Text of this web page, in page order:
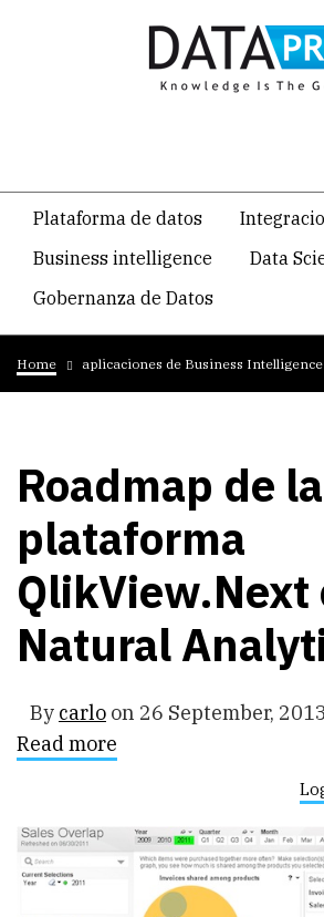
Navegacion
temática
principal
Plataforma de datos
Business intelligence
Data
Gobernanza de Datos
Breadcrumb
Home aplicaciones de Business Intelligence
Roadmap de la
plataforma
QlikView.Next
Natural
By carlo on 26 September,
Read more
plataforma
QlikView.Next
con
Natural
Analytics